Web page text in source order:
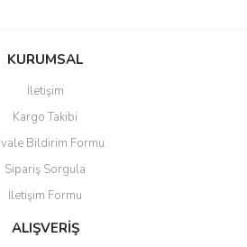
KURUMSAL
İletişim
Kargo Takibi
Bildirim Formu
Sipariş Sorgula
İletişim Formu
ALIŞVERİŞ